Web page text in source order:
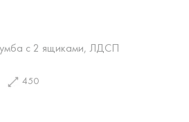
с 2 ящиками, ЛДСП
450